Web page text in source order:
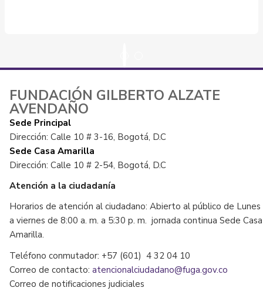
FUNDACIÓN GILBERTO ALZATE
AVENDAÑO
Sede Principal
Dirección: Calle 10 # 3-16, Bogotá, D.C
Sede Casa Amarilla
Dirección: Calle 10 # 2-54, Bogotá, D.C
Atención a la ciudadanía
Horarios de atención al ciudadano: Abierto al público de Lunes
a viernes de 8:00 a. m. a 5:30 p. m. jornada continua Sede Casa
Amarilla.
Teléfono conmutador: +57 (601) 4 32 04 10
Correo de contacto: atencionalciudadano@fuga.gov.co
Correo de notificaciones judiciales